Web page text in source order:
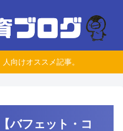
向けオススメ記事。
バフェット・コ